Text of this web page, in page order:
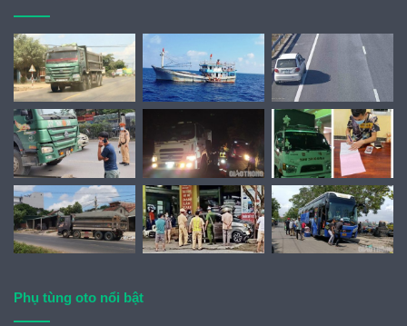
Phụ tùng oto nổi bật